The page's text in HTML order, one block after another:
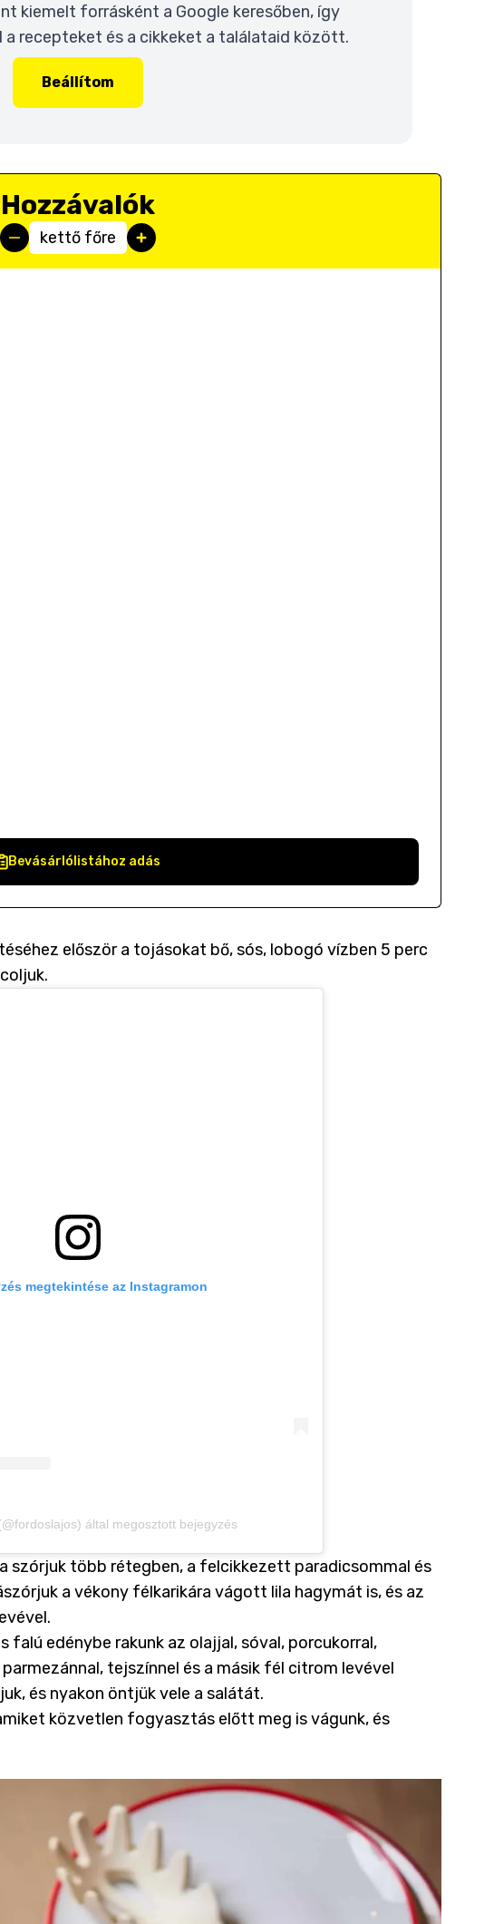
kiemelt forrásként a Google keresőben, így
a recepteket és a cikkeket a találataid között.
Beállítom
Hozzávalók
kettő főre
Bevásárlólistához adás
először a tojásokat bő, sós, lobogó vízben 5 perc
megtekintése az Instagramon
által megosztott bejegyzés
szórjuk több rétegben, a felcikkezett paradicsommal és
a vékony félkarikára vágott lila hagymát is, és az
edénybe rakunk az olajjal, sóval, porcukorral,
tejszínnel és a másik fél citrom levével
és nyakon öntjük vele a salátát.
közvetlen fogyasztás előtt meg is vágunk, és